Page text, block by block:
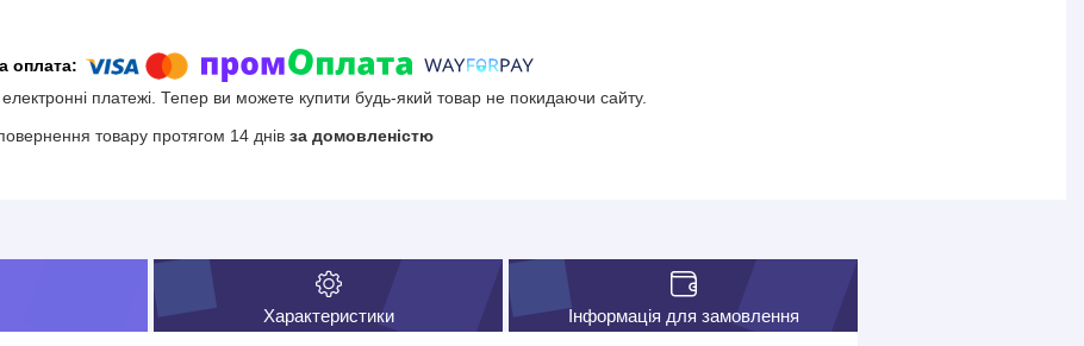
електронні платежі. Тепер ви можете купити будь-який товар не покидаючи сайту.
товару протягом 14 днів за домовленістю
Характеристики Інформація для замовлення